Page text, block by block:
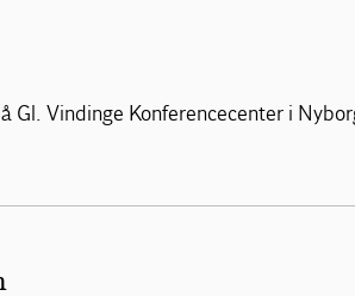
Vindinge Konferencecenter i